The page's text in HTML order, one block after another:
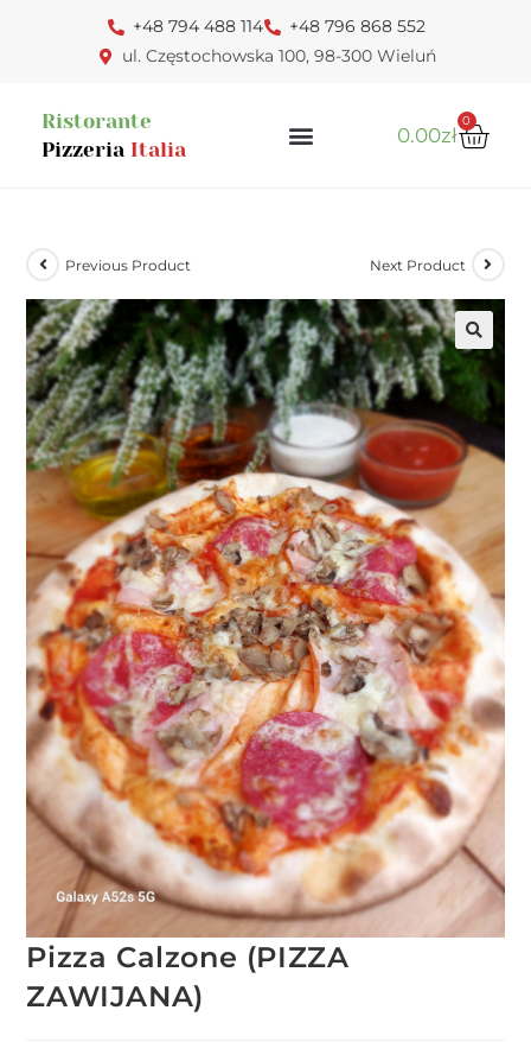
+48 794 488 114
+48 796 868 552
ul. Częstochowska 100, 98-300 Wieluń
Ristorante
Pizzeria Italia
0.00zł
0
Previous Product Next Product
Pizza Calzone (PIZZA
ZAWIJANA)